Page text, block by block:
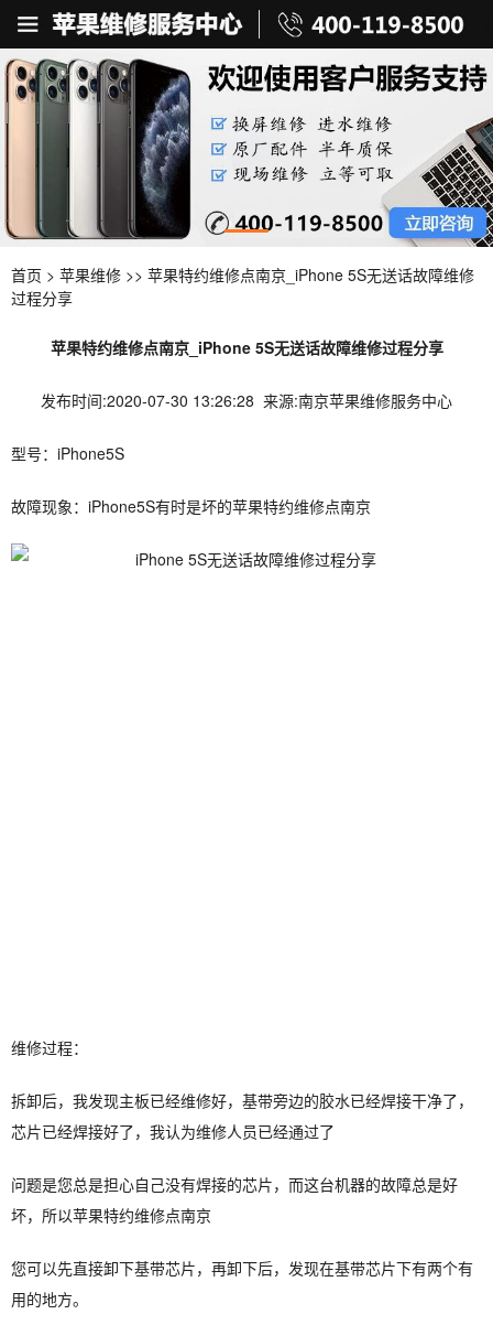
首页 > 苹果维修 >> 苹果特约维修点南京_iPhone 5S无送话故障维修
过程分享
苹果特约维修点南京_iPhone 5S无送话故障维修过程分享
发布时间:2020-07-30 13:26:28 来源:南京苹果维修服务中心
型号：iPhone5S
故障现象：iPhone5S有时是坏的苹果特约维修点南京
维修过程：
拆卸后，我发现主板已经维修好，基带旁边的胶水已经焊接干净了，
芯片已经焊接好了，我认为维修人员已经通过了
问题是您总是担心自己没有焊接的芯片，而这台机器的故障总是好
坏，所以苹果特约维修点南京
您可以先直接卸下基带芯片，再卸下后，发现在基带芯片下有两个有
用的地方。